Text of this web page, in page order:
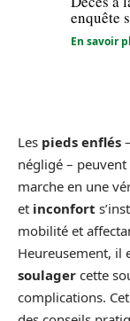
enquête
En savoir
Les pieds enflés
négligé –
marche en une
et inconfort
mobilité et
Heureusement, il
soulager cette
complications.